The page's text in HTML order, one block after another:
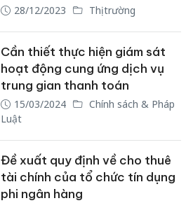
28/12/2023 Thị trường
Cần thiết thực hiện giám sát
hoạt động cung ứng dịch vụ
trung gian thanh toán
15/03/2024
Chính sách & Pháp
Luật
Đề xuất quy định về cho thuê
tài chính của tổ chức tín dụng
phi ngân hàng